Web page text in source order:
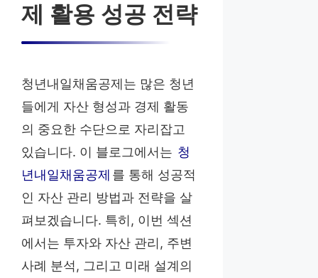
제 활용 성공 전략
청년내일채움공제는 많은 청년
들에게 자산 형성과 경제 활동
의 중요한 수단으로 자리잡고
있습니다. 이 블로그에서는 청
년내일채움공제 를 통해 성공적
인 자산 관리 방법과 전략을 살
펴보겠습니다. 특히, 이번 섹션
에서는 투자와 자산 관리, 주변
사례 분석, 그리고 미래 설계의